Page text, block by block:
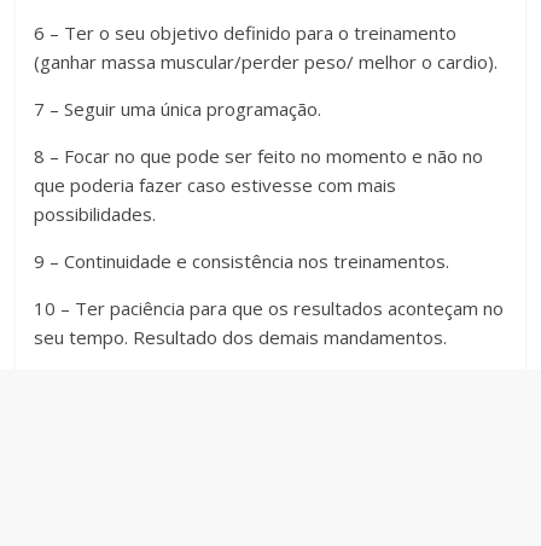
6 – Ter o seu objetivo definido para o treinamento
(ganhar massa muscular/perder peso/ melhor o cardio).
7 – Seguir uma única programação.
8 – Focar no que pode ser feito no momento e não no
que poderia fazer caso estivesse com mais
possibilidades.
9 – Continuidade e consistência nos treinamentos.
10 – Ter paciência para que os resultados aconteçam no
seu tempo. Resultado dos demais mandamentos.